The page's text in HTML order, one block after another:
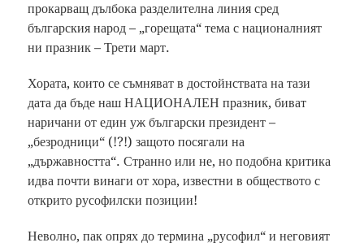
прокарващ дълбока разделителна линия сред
българския народ – „горещата“ тема с националният
ни празник – Трети март.
Хората, които се съмняват в достойнствата на тази
дата да бъде наш НАЦИОНАЛЕН празник, биват
наричани от един уж български президент –
„безродници“ (!?!) защото посягали на
„държавността“. Странно или не, но подобна критика
идва почти винаги от хора, известни в обществото с
открито русофилски позиции!
Неволно, пак опрях до термина „русофил“ и неговият